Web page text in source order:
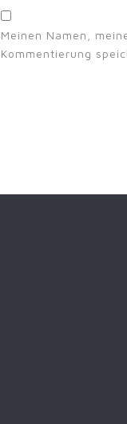
Meinen Namen,
Kommentierung